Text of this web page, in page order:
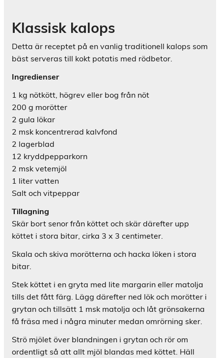
Klassisk kalops
Detta är receptet på en vanlig traditionell kalops som
bäst serveras till kokt potatis med rödbetor.
Ingredienser
1 kg nötkött, högrev eller bog från nöt
200 g morötter
2 gula lökar
2 msk koncentrerad kalvfond
2 lagerblad
12 kryddpepparkorn
2 msk vetemjöl
1 liter vatten
Salt och vitpeppar
Tillagning
Skär bort senor från köttet och skär därefter upp
köttet i stora bitar, cirka 3 x 3 centimeter.
Skala och skiva morötterna och hacka löken i stora
bitar.
Stek köttet i en gryta med lite margarin eller matolja
tills det fått färg. Lägg därefter ned lök och morötter i
grytan och tillsätt 1 msk matolja och låt grönsakerna
få fräsa med i några minuter medan omrörning sker.
Strö mjölet över blandningen i grytan och rör om
ordentligt så att allt mjöl blandas med köttet. Häll